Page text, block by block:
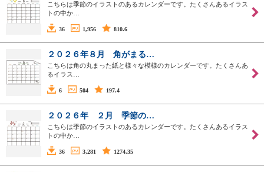
こちらは季節のイラストのあるカレンダーです。たくさんあるイラス
トの中か…
36 1,956 810.6
２０２６年８月 角がまる…
こちらは角の丸まった紙と様々な模様のカレンダーです。たくさんあ
るイラス…
6 504 197.4
２０２６年 ２月 季節の…
こちらは季節のイラストのあるカレンダーです。たくさんあるイラス
トの中か…
36 3,281 1274.35